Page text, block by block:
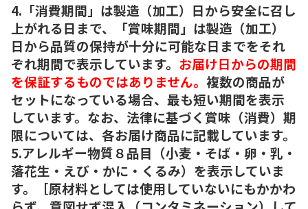
4.「消費期間」は製造（加工）日から安全に召し
上がれる日まで、「賞味期間」は製造（加工）
日から品質の保持が十分に可能な日までをそれ
ぞれ期間で表示しています。 お届け日からの期間
を保証するものではありません。 複数の商品が
セットになっている場合、最も短い期間を表示
しています。なお、法律に基づく賞味（消費）期
限については、各お届け商品に記載しています。
5.アレルギー物質８品目（小麦・そば・卵・乳・
落花生・えび・かに・くるみ）を表示していま
す。［原材料としては使用していないにもかかわ